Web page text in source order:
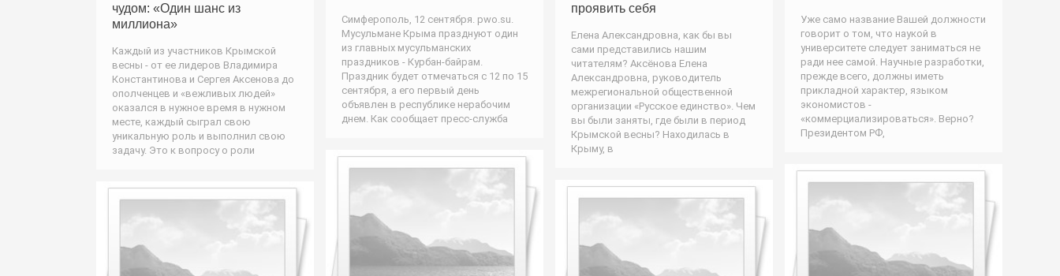
чудом: «Один шанс из
миллиона»
Каждый из участников Крымской
весны - от ее лидеров Владимира
Константинова и Сергея Аксенова до
ополченцев и «вежливых людей»
оказался в нужное время в нужном
месте, каждый сыграл свою
уникальную роль и выполнил свою
задачу. Это к вопросу о роли
Симферополь, 12 сентября. pwo.su.
Мусульмане Крыма празднуют один
из главных мусульманских
праздников - Курбан-байрам.
Праздник будет отмечаться с 12 по 15
сентября, а его первый день
объявлен в республике нерабочим
днем. Как сообщает пресс-служба
проявить себя
Елена Александровна, как бы вы
сами представились нашим
читателям? Аксёнова Елена
Александровна, руководитель
межрегиональной общественной
организации «Русское единство». Чем
вы были заняты, где были в период
Крымской весны? Находилась в
Крыму, в
Уже само название Вашей должности
говорит о том, что наукой в
университете следует заниматься не
ради нее самой. Научные разработки,
прежде всего, должны иметь
прикладной характер, языком
экономистов -
«коммерциализироваться». Верно?
Президентом РФ,